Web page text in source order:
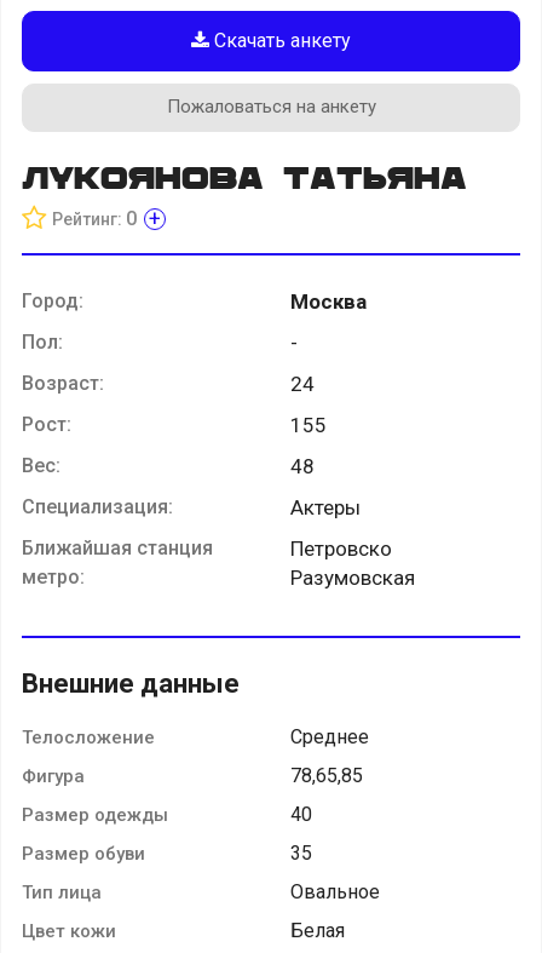
Скачать анкету
Пожаловаться на анкету
Лукоянова Татьяна
Рейтинг: 0 +
Город: Москва
Пол: -
Возраст: 24
Рост: 155
Вес: 48
Специализация: Актеры
Ближайшая станция
метро:
Петровско
Разумовская
Внешние данные
Телосложение Среднее
Фигура 78,65,85
Размер одежды 40
Размер обуви 35
Тип лица Овальное
Цвет кожи Белая